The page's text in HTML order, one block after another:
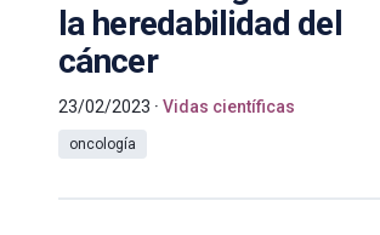
la heredabilidad del
cáncer
23/02/2023 Vidas científicas
oncología